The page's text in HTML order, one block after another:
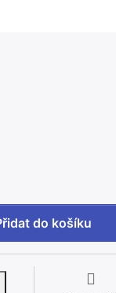
s krkem PN 40 DN
do košíku